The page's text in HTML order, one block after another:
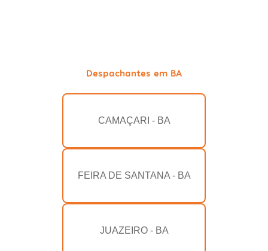
Despachantes em BA
CAMAÇARI - BA
FEIRA DE SANTANA - BA
JUAZEIRO - BA